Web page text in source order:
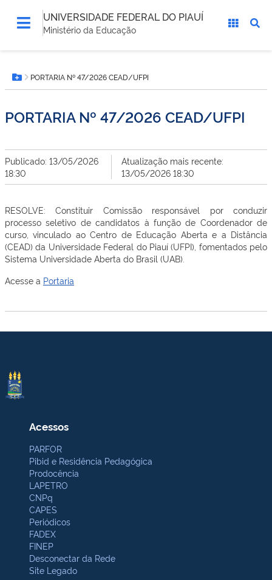
UNIVERSIDADE FEDERAL DO PIAUÍ
Ministério da Educação
está
aqui:Botão Menu
PORTARIA Nº 47/2026 CEAD/UFPI
PORTARIA Nº 47/2026 CEAD/UFPI
Publicado: 13/05/2026
18:30
Atualização mais recente:
13/05/2026 18:30
RESOLVE: Constituir Comissão responsável por conduzir
processo seletivo de candidatos à função de Coordenador de
curso, vinculado ao Centro de Educação Aberta e a Distância
(CEAD) da Universidade Federal do Piauí (UFPI), fomentados pelo
Sistema Universidade Aberta do Brasil (UAB).
Acesse a Portaria
Acessos
PARFOR
Pibid e Residência Pedagógica
Prodocência
LAPETRO
CNPq
CAPES
Periódicos
FADEX
FINEP
Desconectar da Rede
Site Legado